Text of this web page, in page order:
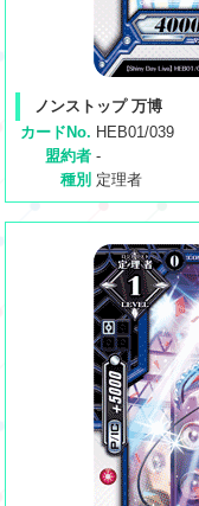
ノンストップ 万博
カードNo. HEB01/039
盟約者 -
種別 定理者